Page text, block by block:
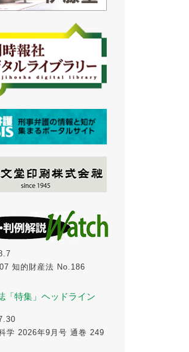
知的財産法 No.186
「特集」ヘッドライン
学 2026年9月号 通巻 249